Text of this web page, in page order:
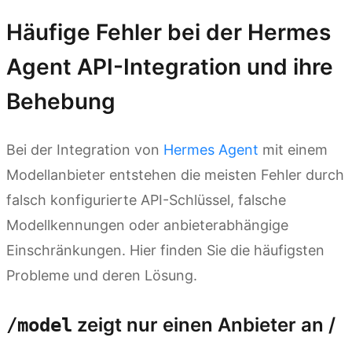
Häufige Fehler bei der Hermes
Agent API-Integration und ihre
Behebung
Bei der Integration von Hermes Agent mit einem
Modellanbieter entstehen die meisten Fehler durch
falsch konfigurierte API-Schlüssel, falsche
Modellkennungen oder anbieterabhängige
Einschränkungen. Hier finden Sie die häufigsten
Probleme und deren Lösung.
/model zeigt nur einen Anbieter an /